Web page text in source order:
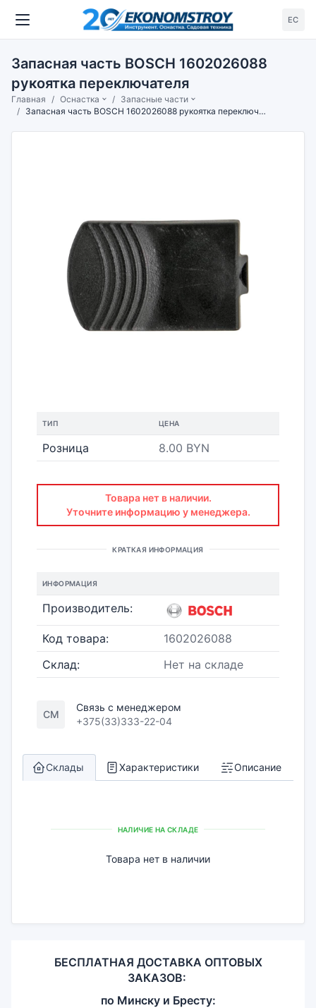
ЕС
Запасная часть BOSCH 1602026088
рукоятка переключателя
Главная Оснастка
Запасные части
Запасная часть BOSCH 1602026088 рукоятка переключателя
ТИП ЦЕНА
Розница 8.00 BYN
Товара нет в наличии.
Уточните информацию у менеджера.
КРАТКАЯ ИНФОРМАЦИЯ
ИНФОРМАЦИЯ
Производитель:
Код товара:
1602026088
Склад:
Нет на складе
СМ
Связь с менеджером
+375(33)333-22-04
Склады Характеристики Описание
НАЛИЧИЕ НА СКЛАДЕ
Товара нет в наличии
БЕСПЛАТНАЯ ДОСТАВКА ОПТОВЫХ
ЗАКАЗОВ:
по Минску и Бресту: